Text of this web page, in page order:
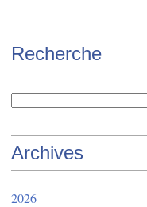
Recherche
Archives
2026